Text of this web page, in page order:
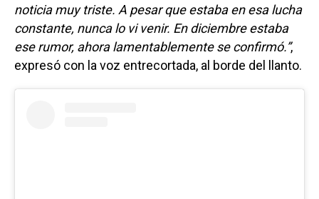
noticia muy triste. A pesar que estaba en esa lucha
constante, nunca lo vi venir. En diciembre estaba
ese rumor, ahora lamentablemente se confirmó.”,
expresó con la voz entrecortada, al borde del llanto.